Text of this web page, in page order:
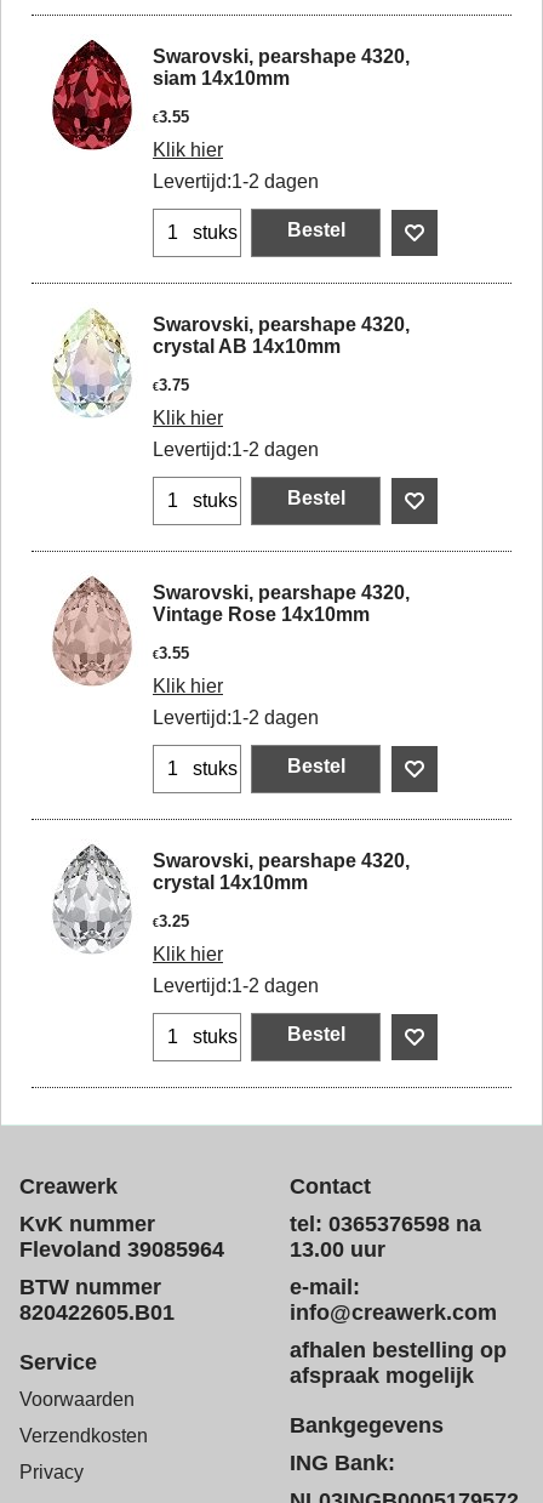
Swarovski, pearshape 4320,
siam 14x10mm
€3.55
Klik hier
Levertijd:1-2 dagen
stuks Bestel
Swarovski, pearshape 4320,
crystal AB 14x10mm
€3.75
Klik hier
Levertijd:1-2 dagen
stuks Bestel
Swarovski, pearshape 4320,
Vintage Rose 14x10mm
€3.55
Klik hier
Levertijd:1-2 dagen
stuks Bestel
Swarovski, pearshape 4320,
crystal 14x10mm
€3.25
Klik hier
Levertijd:1-2 dagen
stuks Bestel
Creawerk
KvK nummer
Flevoland 39085964
BTW nummer
820422605.B01
Contact
tel: 0365376598 na
13.00 uur
e-mail:
info@creawerk.com
afhalen bestelling op
afspraak mogelijk
Service
Voorwaarden
Verzendkosten
Privacy
Bankgegevens
ING Bank: